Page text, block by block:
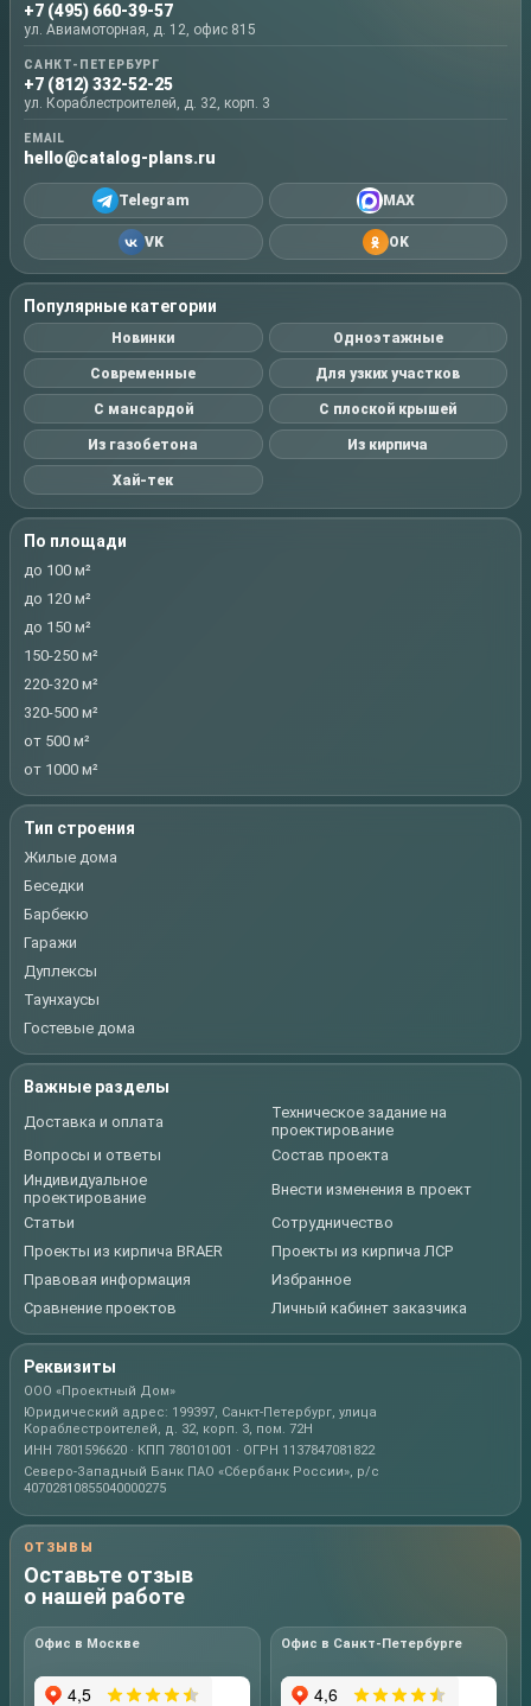
+7 (495) 660-39-57
ул. Авиамоторная, д. 12, офис 815
САНКТ-ПЕТЕРБУРГ
+7 (812) 332-52-25
ул. Кораблестроителей, д. 32, корп. 3
EMAIL
hello@catalog-plans.ru
Telegram MAX
VK OK
Популярные категории
Новинки Одноэтажные
Современные Для узких участков
С мансардой С плоской крышей
Из газобетона Из кирпича
Хай-тек
По площади
до 100 м²
до 120 м²
до 150 м²
150-250 м²
220-320 м²
320-500 м²
от 500 м²
от 1000 м²
Тип строения
Жилые дома
Беседки
Барбекю
Гаражи
Дуплексы
Таунхаусы
Гостевые дома
Важные разделы
Доставка и оплата
Техническое задание на
проектирование
Вопросы и ответы
Состав проекта
Индивидуальное
проектирование
Внести изменения в проект
Статьи
Сотрудничество
Проекты из кирпича BRAER
Проекты из кирпича ЛСР
Правовая информация
Избранное
Сравнение проектов
Личный кабинет заказчика
Реквизиты
ООО «Проектный Дом»
Юридический адрес: 199397, Санкт-Петербург, улица
Кораблестроителей, д. 32, корп. 3, пом. 72Н
ИНН 7801596620 · КПП 780101001 · ОГРН 1137847081822
Северо-Западный Банк ПАО «Сбербанк России», р/с
40702810855040000275
ОТЗЫВЫ
Оставьте отзыв
о нашей работе
Офис в Москве Офис в Санкт-Петербурге